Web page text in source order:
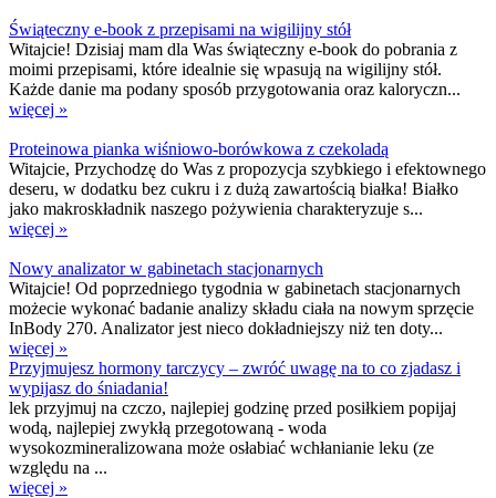
Świąteczny e-book z przepisami na wigilijny stół
Witajcie! Dzisiaj mam dla Was świąteczny e-book do pobrania z
moimi przepisami, które idealnie się wpasują na wigilijny stół.
Każde danie ma podany sposób przygotowania oraz kaloryczn...
więcej »
Proteinowa pianka wiśniowo-borówkowa z czekoladą
Witajcie, Przychodzę do Was z propozycja szybkiego i efektownego
deseru, w dodatku bez cukru i z dużą zawartością białka! Białko
jako makroskładnik naszego pożywienia charakteryzuje s...
więcej »
Nowy analizator w gabinetach stacjonarnych
Witajcie! Od poprzedniego tygodnia w gabinetach stacjonarnych
możecie wykonać badanie analizy składu ciała na nowym sprzęcie
InBody 270. Analizator jest nieco dokładniejszy niż ten doty...
więcej »
Przyjmujesz hormony tarczycy – zwróć uwagę na to co zjadasz i
wypijasz do śniadania!
lek przyjmuj na czczo, najlepiej godzinę przed posiłkiem popijaj
wodą, najlepiej zwykłą przegotowaną - woda
wysokozmineralizowana może osłabiać wchłanianie leku (ze
względu na ...
więcej »